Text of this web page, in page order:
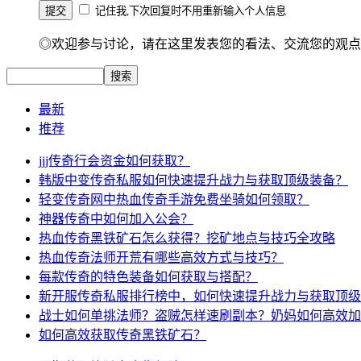
记住我,下次回复时不用重新输入个人信息
◎欢迎参与讨论，请在这里发表您的看法、交流您的观点
最新
推荐
jjj传奇行会资金如何获取？
韩版中变传奇私服如何快速提升战力与获取顶级装备？
轻变传奇网中热血传奇手游免费坐骑如何领取？
神器传奇中如何加入公会？
热血传奇黑铁矿石怎么获得？挖矿地点与技巧全攻略
热血传奇法师开荒有哪些高效方式与技巧？
每款传奇的特色装备如何获取与搭配？
新开服传奇私服排行榜中，如何快速提升战力与获取顶级
战士如何单挑法师？盗贼怎样速刷副本？奶妈如何高效加
如何高效获取传奇黑铁矿石？